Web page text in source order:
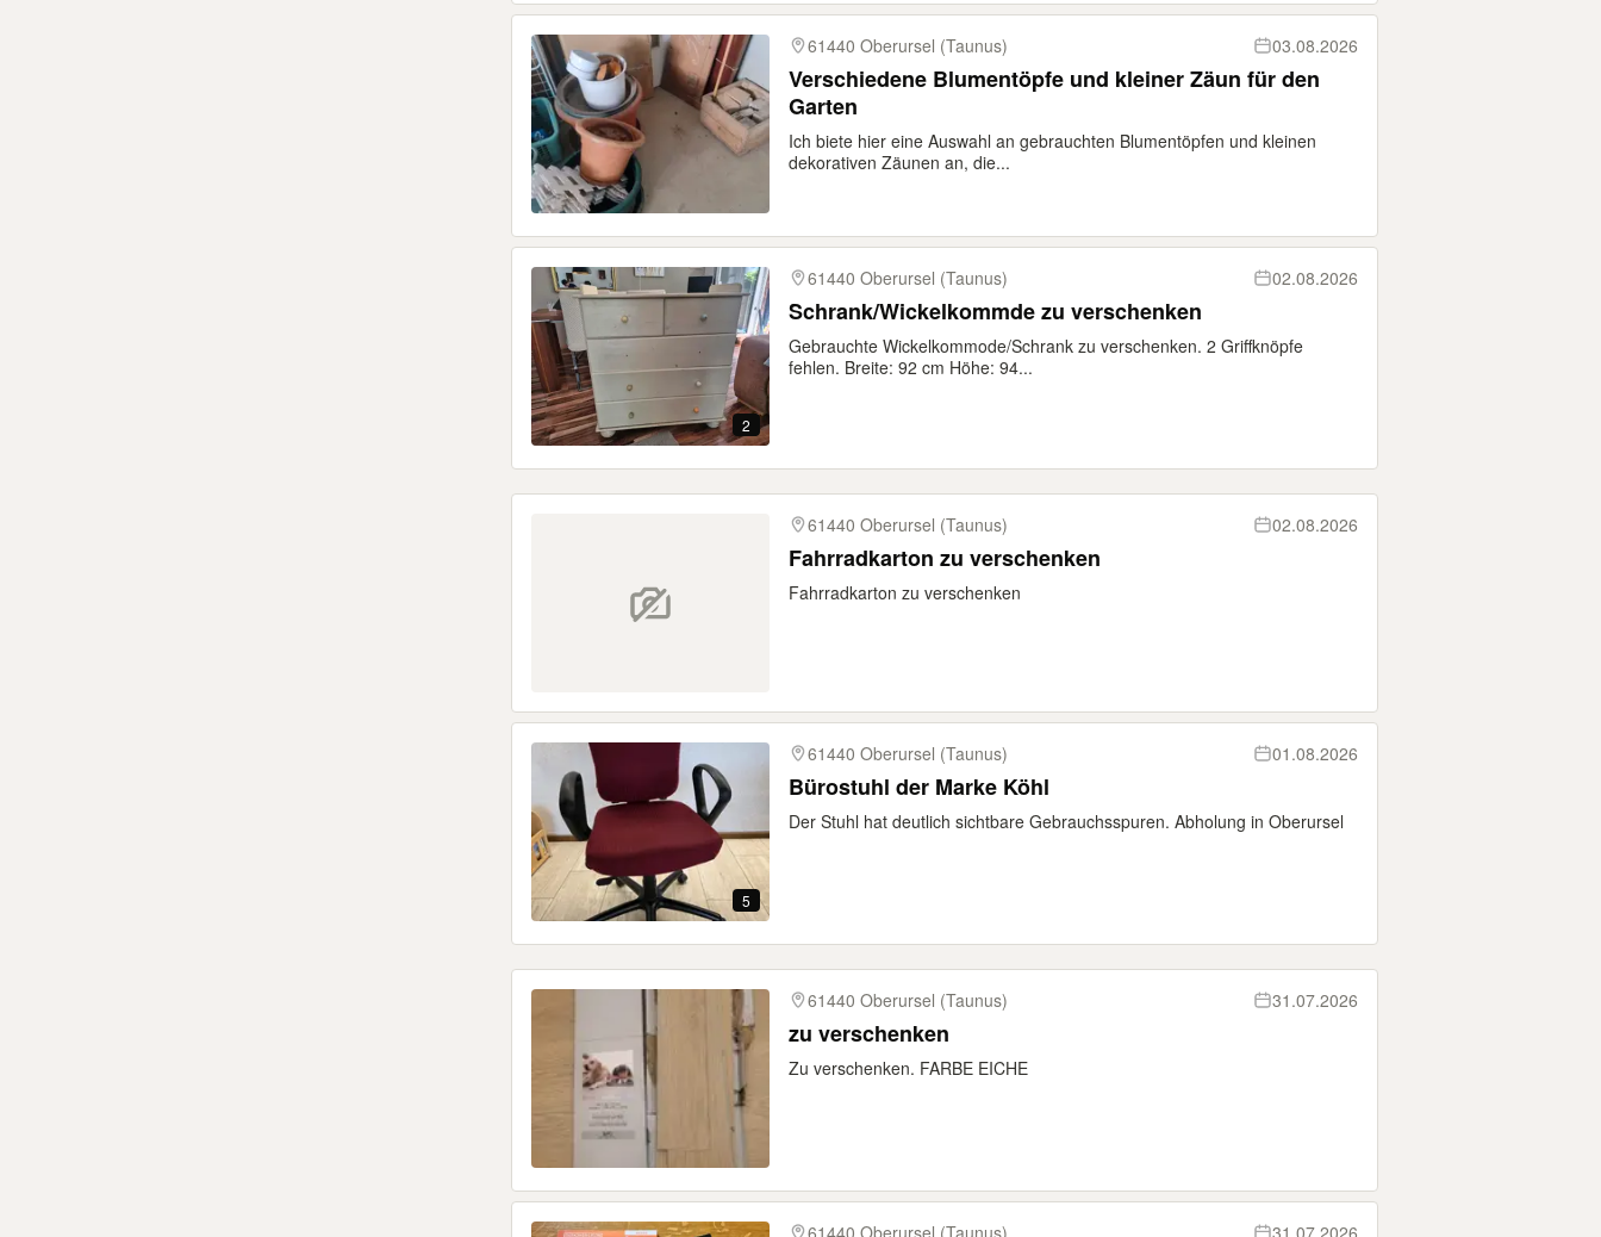
61440 Oberursel (Taunus) 03.08.2026
Verschiedene Blumentöpfe und kleiner Zäun für den
Garten
Ich biete hier eine Auswahl an gebrauchten Blumentöpfen und kleinen
dekorativen Zäunen an, die...
2
61440 Oberursel (Taunus) 02.08.2026
Schrank/Wickelkommde zu verschenken
Gebrauchte Wickelkommode/Schrank zu verschenken. 2 Griffknöpfe
fehlen. Breite: 92 cm Höhe: 94...
61440 Oberursel (Taunus) 02.08.2026
Fahrradkarton zu verschenken
Fahrradkarton zu verschenken
5
61440 Oberursel (Taunus) 01.08.2026
Bürostuhl der Marke Köhl
Der Stuhl hat deutlich sichtbare Gebrauchsspuren. Abholung in Oberursel
61440 Oberursel (Taunus) 31.07.2026
zu verschenken
Zu verschenken. FARBE EICHE
61440 Oberursel (Taunus) 31.07.2026